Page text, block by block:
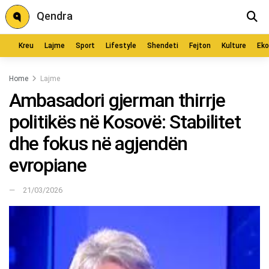
Qendra
Kreu Lajme Sport Lifestyle Shendeti Fejton Kulture
Home Lajme
Ambasadori gjerman thirrje
politikës në Kosovë: Stabilitet
dhe fokus në agjendën
evropiane
21/03/2026